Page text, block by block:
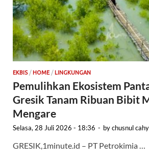
EKBIS/ HOME / LINGKUNGAN
Pemulihkan Ekosistem
Gresik Tanam Ribuan Bibit
Mengare
Selasa, 28 Juli 2026 - 18:36 - bychusnul
GRESIK,1minute.id – PT Petrokimia …